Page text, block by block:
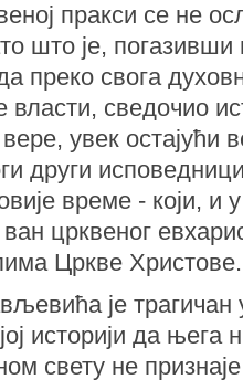
пракси се не
што је, погазивши
преко свога
сведочио
увек остајући
други
време - који, и
црквеног
Цркве Христове.
је трагичан
историји да њега
свету не